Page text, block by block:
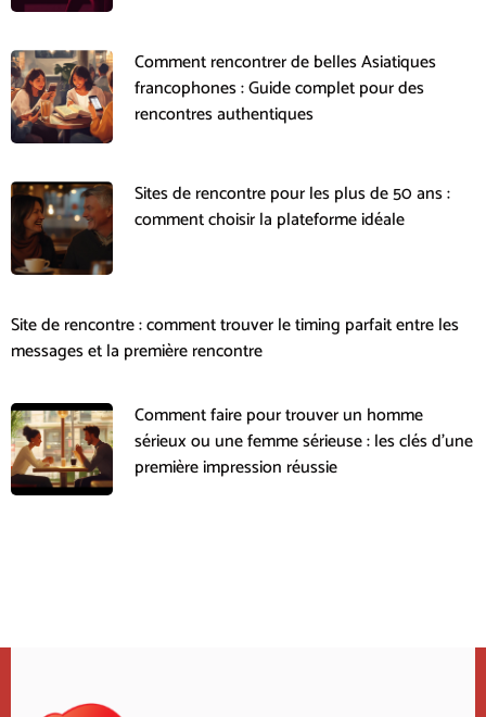
Comment rencontrer de belles Asiatiques
francophones : Guide complet pour des
rencontres authentiques
Sites de rencontre pour les plus de 50 ans :
comment choisir la plateforme idéale
Site de rencontre : comment trouver le timing parfait entre les
messages et la première rencontre
Comment faire pour trouver un homme
sérieux ou une femme sérieuse : les clés d’une
première impression réussie